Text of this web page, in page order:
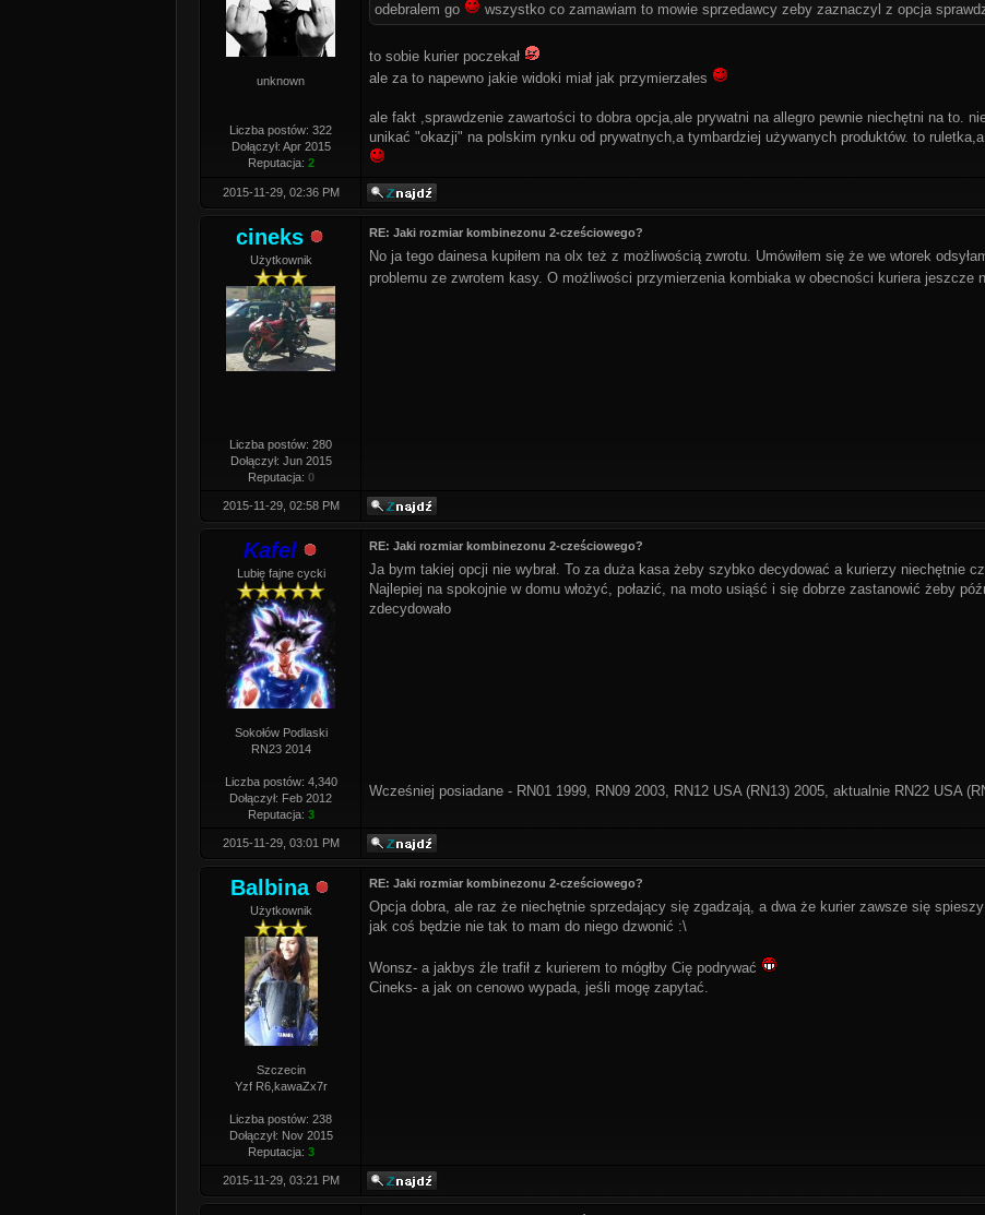
unknown
Liczba postów: 322
Dołączył: Apr 2015
Reputacja: 2
odebralem go
wszystko co zamawiam to mowie sprzedawcy zeby zaznaczyl z opcja
to sobie kurier poczekał
ale za to napewno jakie widoki miał jak przymierzałes
ale fakt ,sprawdzenie zawartości to dobra opcja,ale prywatni na allegro pewnie niechętni na to.
unikać "okazji" na polskim rynku od prywatnych,a tymbardziej używanych produktów. to
2015-11-29, 02:36 PM
cineks
Użytkownik
Liczba postów: 280
Dołączył: Jun 2015
Reputacja: 0
RE: Jaki rozmiar kombinezonu 2-cześciowego?
No ja tego dainesa kupiłem na olx też z możliwością zwrotu. Umówiłem się że we wtorek
problemu ze zwrotem kasy. O możliwości przymierzenia kombiaka w obecności kuriera jeszcze
2015-11-29, 02:58 PM
Kafel
Lubię fajne cycki
Sokołów Podlaski
RN23 2014
Liczba postów: 4,340
Dołączył: Feb 2012
Reputacja: 3
RE: Jaki rozmiar kombinezonu 2-cześciowego?
Ja bym takiej opcji nie wybrał. To za duża kasa żeby szybko decydować a kurierzy niechętnie
Najlepiej na spokojnie w domu włożyć, połazić, na moto usiąść i się dobrze zastanowić żeby
zdecydowało
Wcześniej posiadane - RN01 1999, RN09 2003, RN12 USA (RN13) 2005, aktualnie RN22 USA
2015-11-29, 03:01 PM
Balbina
Użytkownik
Szczecin
Yzf R6,kawaZx7r
Liczba postów: 238
Dołączył: Nov 2015
Reputacja: 3
RE: Jaki rozmiar kombinezonu 2-cześciowego?
Opcja dobra, ale raz że niechętnie sprzedający się zgadzają, a dwa że kurier zawsze się
jak coś będzie nie tak to mam do niego dzwonić :\
Wonsz- a jakbys źle trafił z kurierem to mógłby Cię podrywać
Cineks- a jak on cenowo wypada, jeśli mogę zapytać.
2015-11-29, 03:21 PM